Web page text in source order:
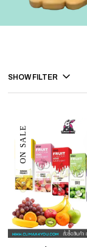
SHOW FILTER
ON SALE